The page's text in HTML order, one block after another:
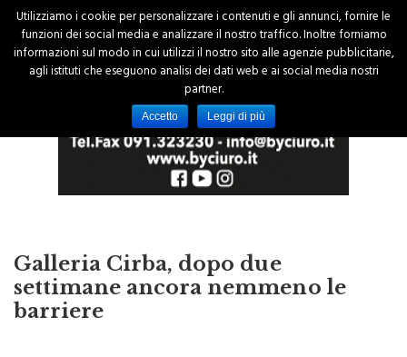
settimane ancora nemmeno le
barriere
Utilizziamo i cookie per personalizzare i contenuti e gli annunci, fornire le
funzioni dei social media e analizzare il nostro traffico. Inoltre forniamo
informazioni sul modo in cui utilizzi il nostro sito alle agenzie pubblicitarie,
agli istituti che eseguono analisi dei dati web e ai social media nostri
partner.
Accetto Leggi di più